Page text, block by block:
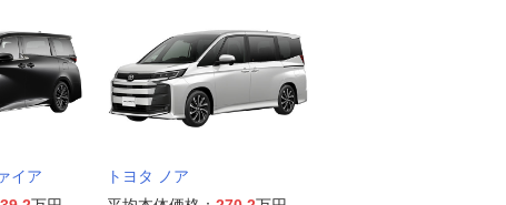
イア
トヨタ ノア